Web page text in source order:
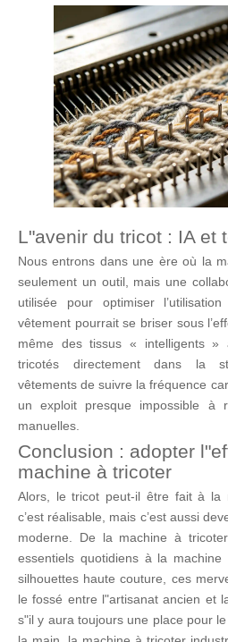
L"avenir du tricot : IA et
Nous entrons dans une ère où la
seulement un outil, mais une
utilisée pour optimiser
vêtement pourrait se briser sous
même des tissus « intelligents »
tricotés directement dans la
vêtements de suivre la fréquence
un exploit presque impossible à
manuelles.
Conclusion : adopter
machine à tricoter
Alors, le tricot peut-il être fait à la
c’est réalisable, mais c’est aussi
moderne. De la machine à
essentiels quotidiens à la
silhouettes haute couture, ces
le fossé entre l"artisanat ancien et
s"il y aura toujours une place pour